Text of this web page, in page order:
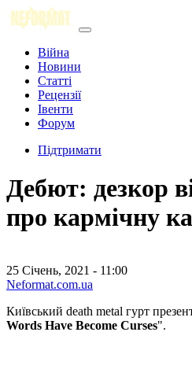
Війна
Новини
Статті
Рецензії
Івенти
Форум
Підтримати
Дебют: дезкор
про кармічну
25 Січень, 2021 - 11:00
Neformat.com.ua
Київський death metal гурт
Words Have Become Curses".